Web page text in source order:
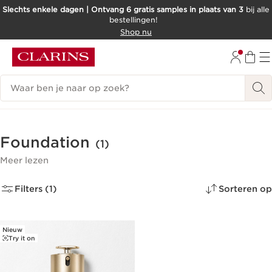
DOORGAAN NAAR INHOUD
Slechts enkele dagen | Ontvang 6 gratis samples in plaats van 3 bij alle
bestellingen!
Shop nu
Zoekgeschiedenis
Foundation (1)
Meer lezen
Filters (1) Sorteren op
Nieuw
Try it on